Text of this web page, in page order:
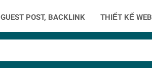
GUEST POST, BACKLINK THIẾT KẾ WEB